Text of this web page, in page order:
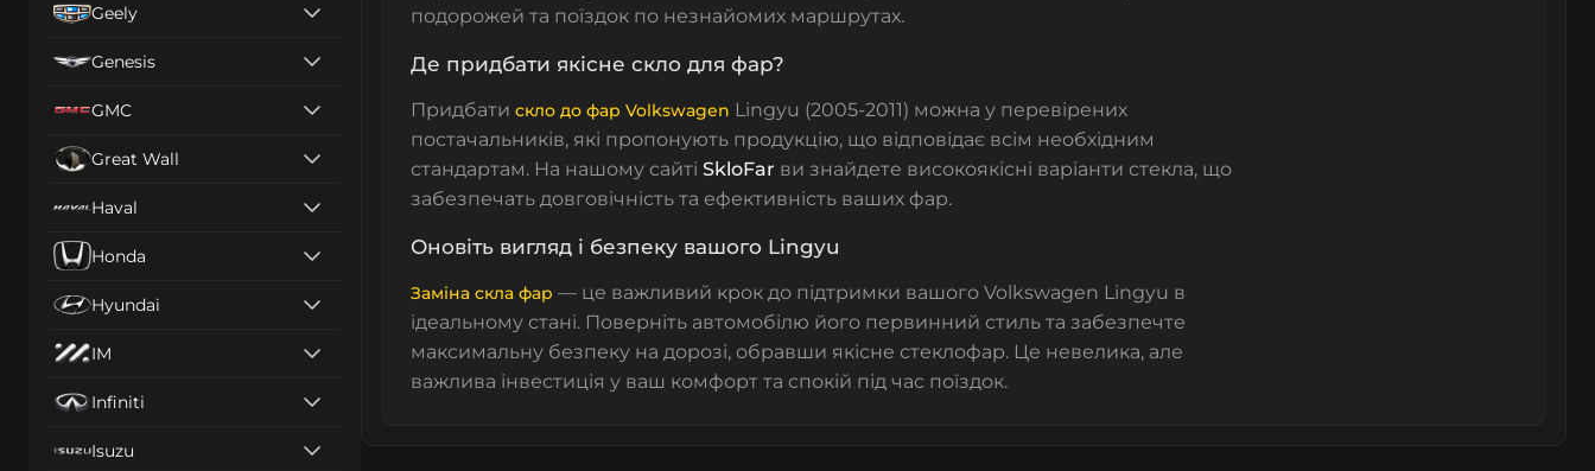
Geely
Genesis
GMC
Great Wall
Haval
Honda
Hyundai
IM
Infiniti
Isuzu
подорожей та поїздок по незнайомих маршрутах.
Де придбати якісне скло для фар?
Придбати скло до фар Volkswagen Lingyu (2005-2011) можна у перевірених
постачальників, які пропонують продукцію, що відповідає всім необхідним
стандартам. На нашому сайті SkloFar ви знайдете високоякісні варіанти стекла, що
забезпечать довговічність та ефективність ваших фар.
Оновіть вигляд і безпеку вашого Lingyu
Заміна скла фар — це важливий крок до підтримки вашого Volkswagen Lingyu в
ідеальному стані. Поверніть автомобілю його первинний стиль та забезпечте
максимальну безпеку на дорозі, обравши якісне стеклофар. Це невелика, але
важлива інвестиція у ваш комфорт та спокій під час поїздок.